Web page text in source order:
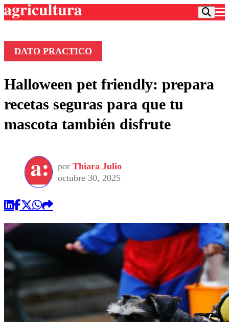
Frecuencias
Agricultura TV
Deportes
Colo Colo
Seleccion Chilena
Torneo Internacional
Universidad de Chile
Entretención
Economía
Internacional
Sustentabilidad
Publicaciones en medios
Opinión
DATO PRACTICO
Halloween pet friendly: prepara
recetas seguras para que tu
mascota también disfrute
por Thiara Julio
octubre 30, 2025